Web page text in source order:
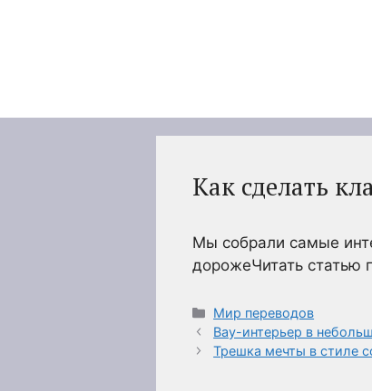
Как сделать
Мы собрали самые
дорожеЧитать статью
Рубрики
Мир переводов
Вау-интерьер в
Трешка мечты в стиле